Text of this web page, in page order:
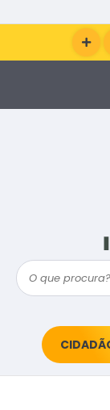
O que procura?